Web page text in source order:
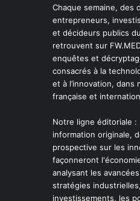
Chaque semaine, des
entrepreneurs,
et décideurs publics
retrouvent sur
enquêtes et
consacrés à la
et à l’innovation, dans
française et
Notre ligne éditoriale :
information originale,
prospective sur les
façonneront
analysant les
stratégies
investissements, les